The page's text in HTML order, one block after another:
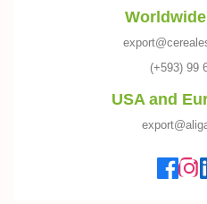
(+593) 99
USA and